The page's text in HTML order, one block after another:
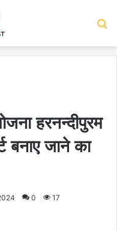
हरनन्दीपुरम
बनाए जाने का
0 17